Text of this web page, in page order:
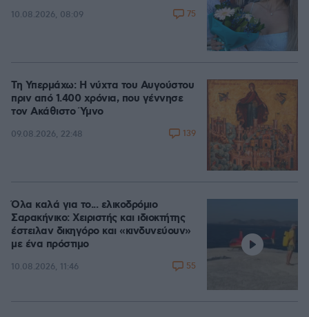
10.08.2026, 08:09 75
Τη Υπερμάχω: Η νύχτα του Αυγούστου
πριν από 1.400 χρόνια, που γέννησε
τον Ακάθιστο Ύμνο
09.08.2026, 22:48 139
Όλα καλά για το... ελικοδρόμιο
Σαρακήνικο: Χειριστής και ιδιοκτήτης
έστειλαν δικηγόρο και «κινδυνεύουν»
με ένα πρόστιμο
10.08.2026, 11:46 55